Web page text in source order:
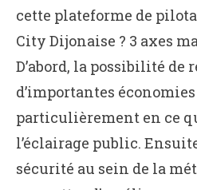
cette plateforme de
City Dijonaise ? 3 axes
D’abord, la possibilité de
d’importantes économies
particulièrement en ce
l’éclairage public.
sécurité au sein de la